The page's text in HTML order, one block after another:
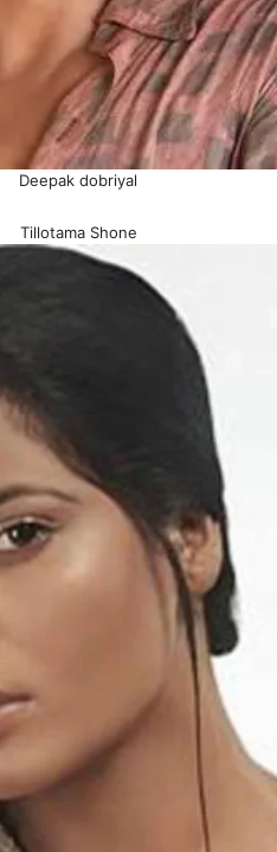
Deepak dobriyal
Tillotama Shone